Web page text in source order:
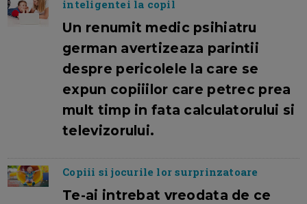
inteligentei la copil
Un renumit medic psihiatru
german avertizeaza parintii
despre pericolele la care se
expun copiiilor care petrec prea
mult timp in fata calculatorului si
televizorului.
Copiii si jocurile lor surprinzatoare
Te-ai intrebat vreodata de ce